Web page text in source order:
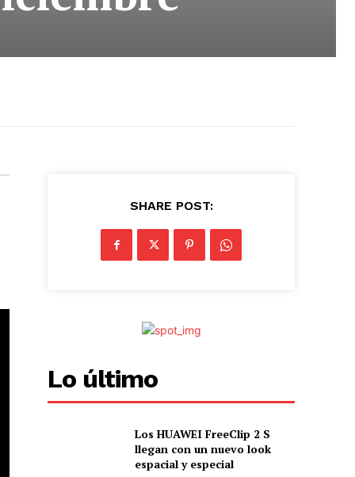
SHARE POST:
Lo último
Los HUAWEI FreeClip 2 S
llegan con un nuevo look
espacial y especial